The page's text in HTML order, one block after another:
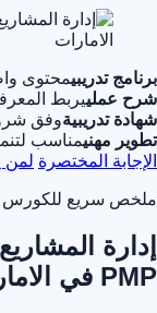
برنامج تدريبيمحتوى
شرح عملييربط
شهادة تدريبيةوفق
تطوير مهنيمناسب
الإجابة المختصرة لمن
ملخص سريع للكورس
إدارة
PMP في الامارات